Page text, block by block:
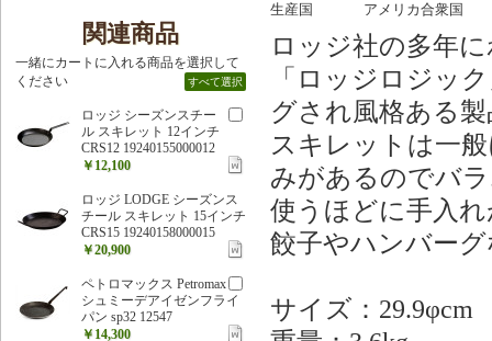
生産国
アメリカ合衆国
ロッジ社の多年
「ロッジロジッ
グされ風格ある
スキレットは一
みがあるのでバ
使うほどに手入
餃子やハンバー
サイズ：29.9φcm
関連商品
一緒にカートに入れる商品を選択して
ください
すべて選択
ロッジ シーズンスチー
ル スキレット 12インチ
CRS12 19240155000012
￥12,100
ロッジ LODGE シーズンス
チール スキレット 15インチ
CRS15 19240158000015
￥20,900
ペトロマックス Petromax
シュミーデアイゼンフライ
パン sp32 12547
￥14,300